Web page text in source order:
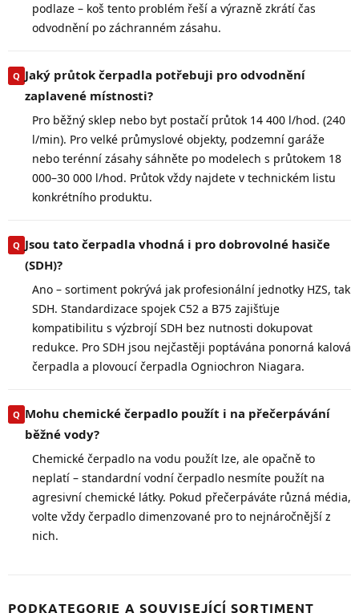
podlaze – koš tento problém řeší a výrazně zkrátí čas
odvodnění po záchranném zásahu.
Jaký průtok čerpadla potřebuji pro odvodnění
zaplavené místnosti?
Pro běžný sklep nebo byt postačí průtok 14 400 l/hod. (240
l/min). Pro velké průmyslové objekty, podzemní garáže
nebo terénní zásahy sáhněte po modelech s průtokem 18
000–30 000 l/hod. Průtok vždy najdete v technickém listu
konkrétního produktu.
Jsou tato čerpadla vhodná i pro dobrovolné hasiče
(SDH)?
Ano – sortiment pokrývá jak profesionální jednotky HZS, tak
SDH. Standardizace spojek C52 a B75 zajišťuje
kompatibilitu s výzbrojí SDH bez nutnosti dokupovat
redukce. Pro SDH jsou nejčastěji poptávána ponorná kalová
čerpadla a plovoucí čerpadla Ogniochron Niagara.
Mohu chemické čerpadlo použít i na přečerpávání
běžné vody?
Chemické čerpadlo na vodu použít lze, ale opačně to
neplatí – standardní vodní čerpadlo nesmíte použít na
agresivní chemické látky. Pokud přečerpáváte různá média,
volte vždy čerpadlo dimenzované pro to nejnáročnější z
nich.
PODKATEGORIE A SOUVISEJÍCÍ SORTIMENT